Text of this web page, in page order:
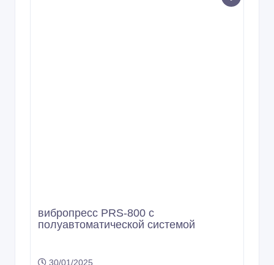
вибропресс PRS-800 с
полуавтоматической системой
30/01/2025